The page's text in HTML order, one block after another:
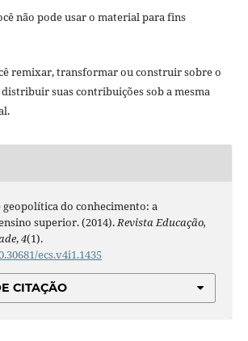
não pode usar o material para fins
remixar, transformar ou construir sobre o
suas contribuições sob a mesma
do conhecimento: a
superior. (2014). Revista Educação,
,4(1).
ecs.v4i1.1435
CITAÇÃO